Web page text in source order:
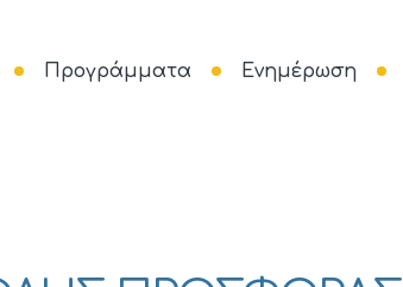
Προγράμματα Ενημέρωση